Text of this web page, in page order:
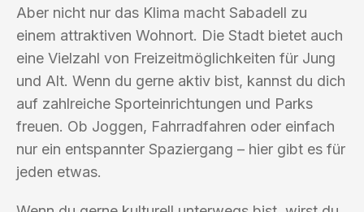
Aber nicht nur das Klima macht Sabadell zu
einem attraktiven Wohnort. Die Stadt bietet auch
eine Vielzahl von Freizeitmöglichkeiten für Jung
und Alt. Wenn du gerne aktiv bist, kannst du dich
auf zahlreiche Sporteinrichtungen und Parks
freuen. Ob Joggen, Fahrradfahren oder einfach
nur ein entspannter Spaziergang – hier gibt es für
jeden etwas.